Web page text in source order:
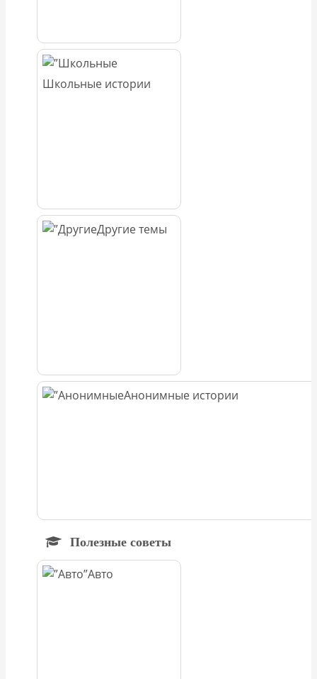
Школьные истории
Другие темы
Анонимные истории
Полезные советы
Авто